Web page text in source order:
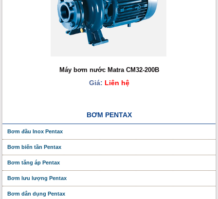
Máy bơm nước Matra CM32-200B
Giá: Liên hệ
BƠM PENTAX
Bơm đầu Inox Pentax
Bơm biến tần Pentax
Bơm tăng áp Pentax
Bơm lưu lượng Pentax
Bơm dân dụng Pentax